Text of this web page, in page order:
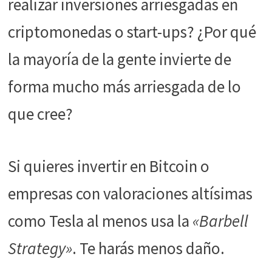
realizar inversiones arriesgadas en
criptomonedas o start-ups? ¿Por qué
la mayoría de la gente invierte de
forma mucho más arriesgada de lo
que cree?
Si quieres invertir en Bitcoin o
empresas con valoraciones altísimas
como Tesla al menos usa la «Barbell
Strategy». Te harás menos daño.
mejor posible
durante tu
visita. Si
rechaza estas
cookies,
funcionalidades
desaparecerán
de la web.
Marketing
Al compartir tus
intereses y
mientras visitas
aumentas la